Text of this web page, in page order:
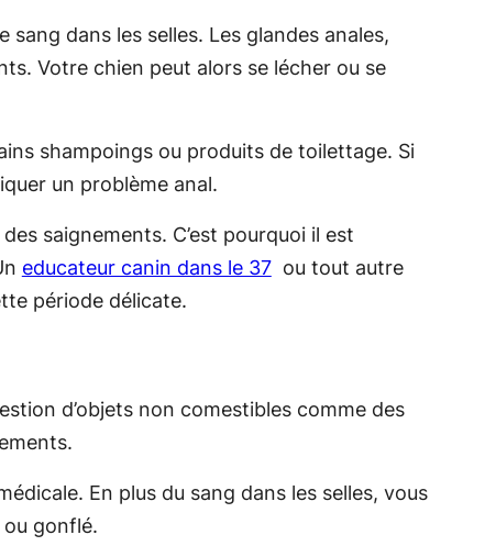
dans les selles. Les glandes anales,
Votre chien peut alors se lécher ou se
shampoings ou produits de toilettage. Si
un problème anal.
saignements. C’est pourquoi il est
educateur canin dans le 37ou tout autre
période délicate.
d’objets non comestibles comme des
En plus du sang dans les selles, vous
gonflé.